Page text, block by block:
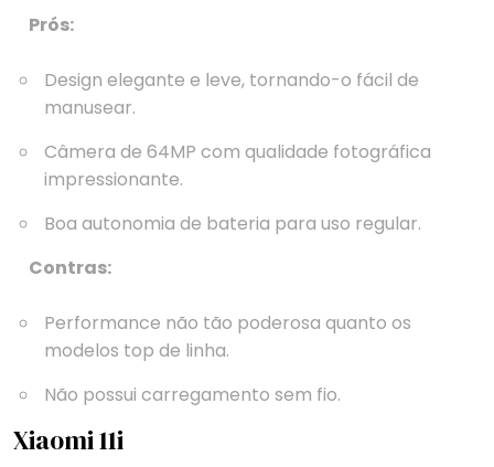
Prós:
Design elegante e leve, tornando-o fácil de
manusear.
Câmera de 64MP com qualidade fotográfica
impressionante.
Boa autonomia de bateria para uso regular.
Contras:
Performance não tão poderosa quanto os
modelos top de linha.
Não possui carregamento sem fio.
Xiaomi 11i